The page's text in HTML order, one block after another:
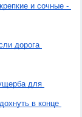
и сочные -
дорога
для
в конце